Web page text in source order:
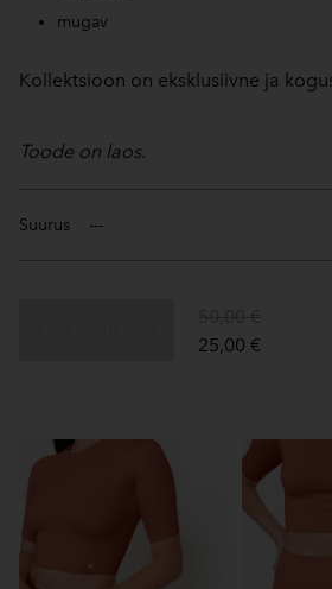
mugav
Kollektsioon on eksklusiivne ja
Toode on laos.
Suurus
25,00 €